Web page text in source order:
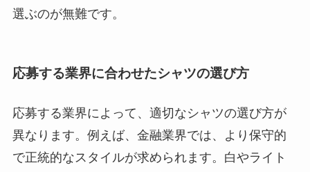
選ぶのが無難です。
応募する業界に合わせたシャツの選び方
応募する業界によって、適切なシャツの選び方が
異なります。例えば、金融業界では、より保守的
で正統的なスタイルが求められます。白やライト